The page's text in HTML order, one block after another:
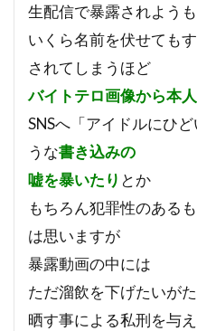
生配信で暴露されよう
いくら名前を伏せても
されてしまうほど
バイトテロ画像から本
SNSへ「アイドルにひ
うな書き込みの
嘘を暴いたり とか
もちろん犯罪性のある
は思いますが
暴露動画の中には
ただ溜飲を下げたいが
晒す事による私刑を与